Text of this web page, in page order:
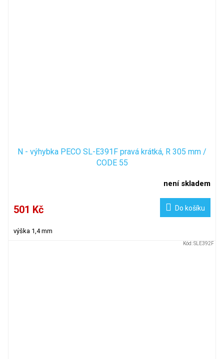
N - výhybka PECO SL-E391F pravá krátká, R 305 mm /
CODE 55
není skladem
501 Kč Do košíku
výška 1,4 mm
Kód:SLE392F